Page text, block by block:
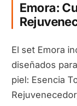
Emora:
El set Emora
diseñados
piel: Esencia